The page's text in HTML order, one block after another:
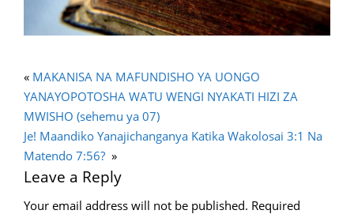
« MAKANISA NA MAFUNDISHO YA UONGO
YANAYOPOTOSHA WATU WENGI NYAKATI HIZI ZA
MWISHO (sehemu ya 07)
Je! Maandiko Yanajichanganya Katika Wakolosai 3:1 Na
Matendo 7:56? »
Leave a Reply
Your email address will not be published. Required